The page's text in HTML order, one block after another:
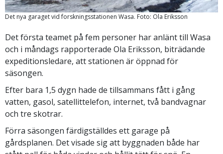
Det nya garaget vid forskningsstationen Wasa. Foto: Ola Eriksson
Det första teamet på fem personer har anlänt till Wasa
och i måndags rapporterade Ola Eriksson, biträdande
expeditionsledare, att stationen är öppnad för
säsongen.
Efter bara 1,5 dygn hade de tillsammans fått i gång
vatten, gasol, satellittelefon, internet, två bandvagnar
och tre skotrar.
Förra säsongen färdigställdes ett garage på
gårdsplanen. Det visade sig att byggnaden både har